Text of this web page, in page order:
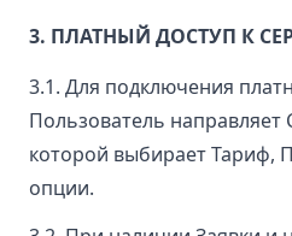
3. ПЛАТНЫЙ ДОСТУП К
3.1. Для подключения
Пользователь направляет
которой выбирает Тариф,
опции.